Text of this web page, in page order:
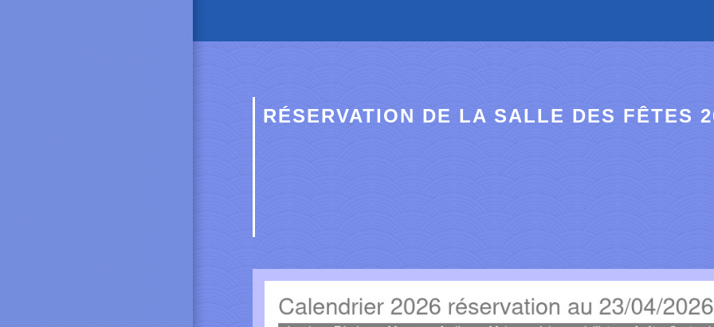
RÉSERVATION DE LA SALLE DES FÊTES